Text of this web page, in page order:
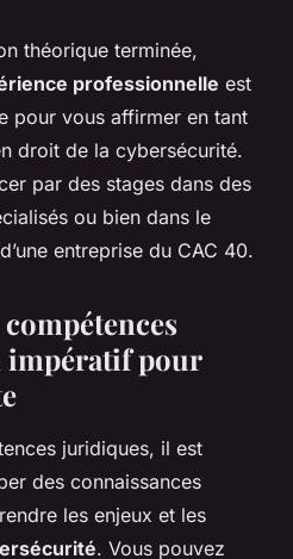
théorique terminée,
professionnelle est
pour vous affirmer en tant
droit de la cybersécurité.
par des stages dans des
ou bien dans le
entreprise du CAC 40.
impératif pour
juridiques, il est
des connaissances
les enjeux et les
. Vous pouvez